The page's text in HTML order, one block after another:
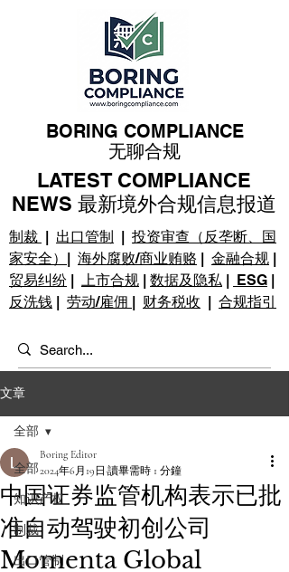
制裁 | 出口管制 | 投资审查（反垄断、国
家安全） | 海外腐败/商业贿赂 | 金融合规 |
贸易纠纷 | 上市合规 | 数据及隐私 | ESG |
反洗钱 | 劳动/雇佣 | 财务税收 | 合规指引
BORING COMPLIANCE
无聊合规
LATEST COMPLIANCE
NEWS 最新境外合规信息报道
文章
全部
知识产权
制裁
出口管制
全部
中国证券监管机构表示已批
准自动驾驶初创公司
Momenta Global
Boring Editor
2024年6月19日 讀畢需時 1 分鐘